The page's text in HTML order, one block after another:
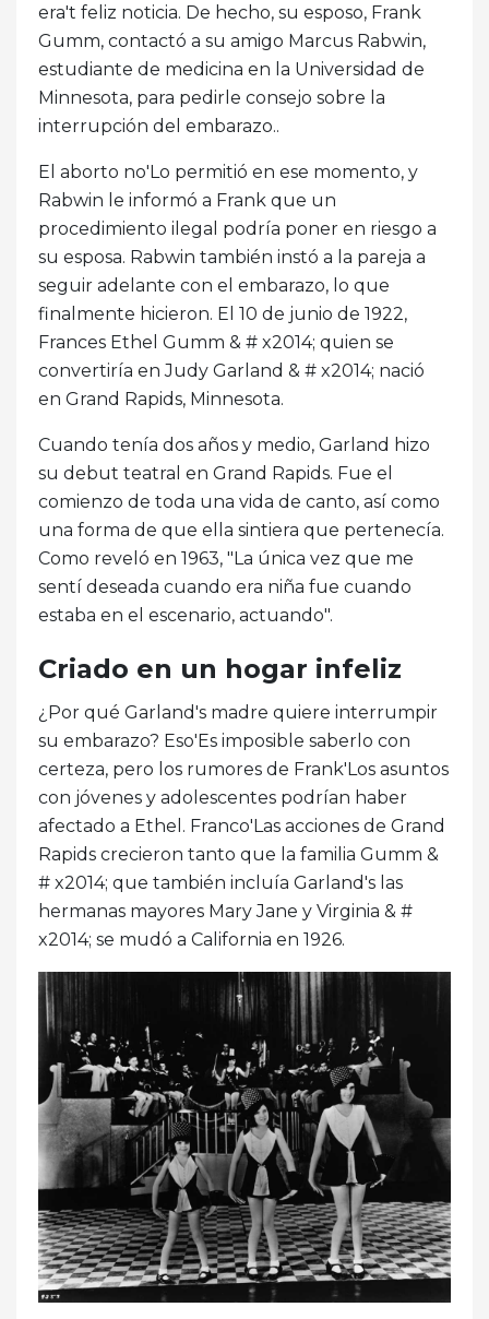
era't feliz noticia. De hecho, su esposo, Frank
Gumm, contactó a su amigo Marcus Rabwin,
estudiante de medicina en la Universidad de
Minnesota, para pedirle consejo sobre la
interrupción del embarazo..
El aborto no'Lo permitió en ese momento, y
Rabwin le informó a Frank que un
procedimiento ilegal podría poner en riesgo a
su esposa. Rabwin también instó a la pareja a
seguir adelante con el embarazo, lo que
finalmente hicieron. El 10 de junio de 1922,
Frances Ethel Gumm & # x2014; quien se
convertiría en Judy Garland & # x2014; nació
en Grand Rapids, Minnesota.
Cuando tenía dos años y medio, Garland hizo
su debut teatral en Grand Rapids. Fue el
comienzo de toda una vida de canto, así como
una forma de que ella sintiera que pertenecía.
Como reveló en 1963, "La única vez que me
sentí deseada cuando era niña fue cuando
estaba en el escenario, actuando".
Criado en un hogar infeliz
¿Por qué Garland's madre quiere interrumpir
su embarazo? Eso'Es imposible saberlo con
certeza, pero los rumores de Frank'Los asuntos
con jóvenes y adolescentes podrían haber
afectado a Ethel. Franco'Las acciones de Grand
Rapids crecieron tanto que la familia Gumm &
# x2014; que también incluía Garland's las
hermanas mayores Mary Jane y Virginia & #
x2014; se mudó a California en 1926.